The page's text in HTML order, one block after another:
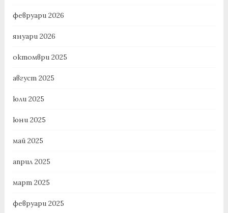
февруари 2026
януари 2026
октомври 2025
август 2025
юли 2025
юни 2025
май 2025
април 2025
март 2025
февруари 2025